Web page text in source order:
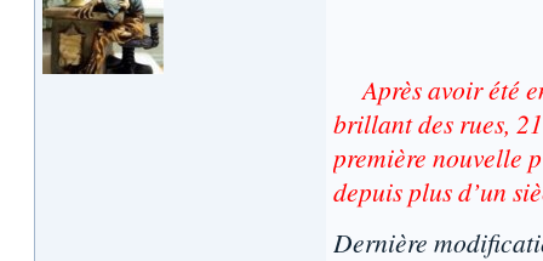
Après avoir été
brillant des rues,
première nouvelle
depuis plus d’un
Dernière